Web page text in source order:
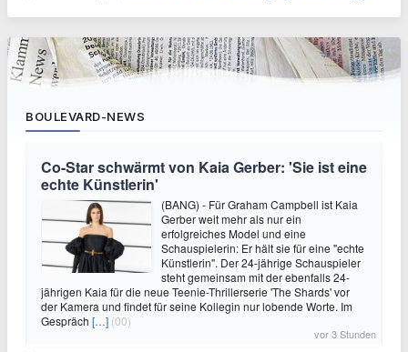
BOULEVARD-NEWS
Co-Star schwärmt von Kaia Gerber: 'Sie ist eine
echte Künstlerin'
(BANG) - Für Graham Campbell ist Kaia
Gerber weit mehr als nur ein
erfolgreiches Model und eine
Schauspielerin: Er hält sie für eine "echte
Künstlerin". Der 24-jährige Schauspieler
steht gemeinsam mit der ebenfalls 24-
jährigen Kaia für die neue Teenie-Thrillerserie 'The Shards' vor
der Kamera und findet für seine Kollegin nur lobende Worte. Im
Gespräch […] (00)
vor 3 Stunden